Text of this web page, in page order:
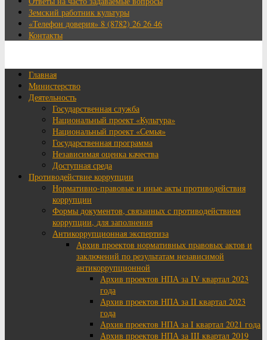
Земский работник культуры
«Телефон доверия» 8 (8782) 26 26 46
Контакты
Главная
Министерство
Деятельность
Государственная служба
Национальный проект «Культура»
Национальный проект «Семья»
Государственная программа
Независимая оценка качества
Доступная среда
Противодействие коррупции
Нормативно-правовые и иные акты противодействия
коррупции
Формы документов, связанных с противодействием
коррупции, для заполнения
Антикоррупционная экспертиза
Архив проектов нормативных правовых актов и
заключений по результатам независимой
антикоррупционной
Архив проектов НПА за IV квартал 2023
года
Архив проектов НПА за II квартал 2023
года
Архив проектов НПА за I квартал 2021 года
Архив проектов НПА за III квартал 2019